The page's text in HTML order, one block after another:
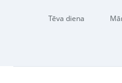
Tēva diena